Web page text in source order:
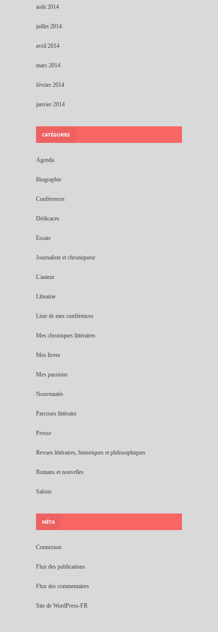
août 2014
juillet 2014
avril 2014
mars 2014
février 2014
janvier 2014
CATÉGORIES
Agenda
Biographie
Conférences
Dédicaces
Essais
Journaliste et chroniqueur
L'auteur
Librairie
Liste de mes conférences
Mes chroniques littéraires
Mes livres
Mes passions
Nouveautés
Parcours littéraire
Presse
Revues littéraires, historiques et philosophiques
Romans et nouvelles
Salons
MÉTA
Connexion
Flux des publications
Flux des commentaires
Site de WordPress-FR